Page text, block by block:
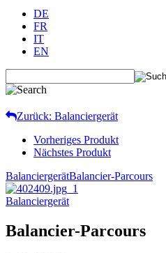
DE
FR
IT
EN
Zurück: Balanciergerät
Vorheriges Produkt
Nächstes Produkt
BalanciergerätBalancier-Parcours
Balanciergerät
Balancier-Parcours